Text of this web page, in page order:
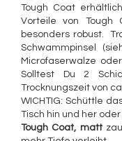
Tough Coat
Vorteile von Tough
besonders robust.
Schwammpinsel
Microfaserwalze
Solltest Du 2
Trocknungszeit von
WICHTIG: Schüttle
Tisch hin und her
Tough Coat, matt